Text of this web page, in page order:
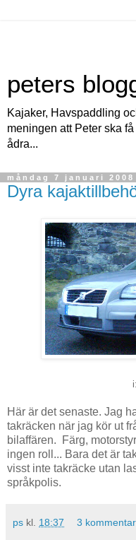
peters
Kajaker, Havspaddling
meningen att Peter ska
ådra...
måndag 7 januari 2008
Dyra
Här är det senaste. Jag
takräcken när jag kör ut
bilaffären. Färg,
ingen roll... Bara det är
visst inte takräcke utan
språkpolis.
ps kl. 18:37 3